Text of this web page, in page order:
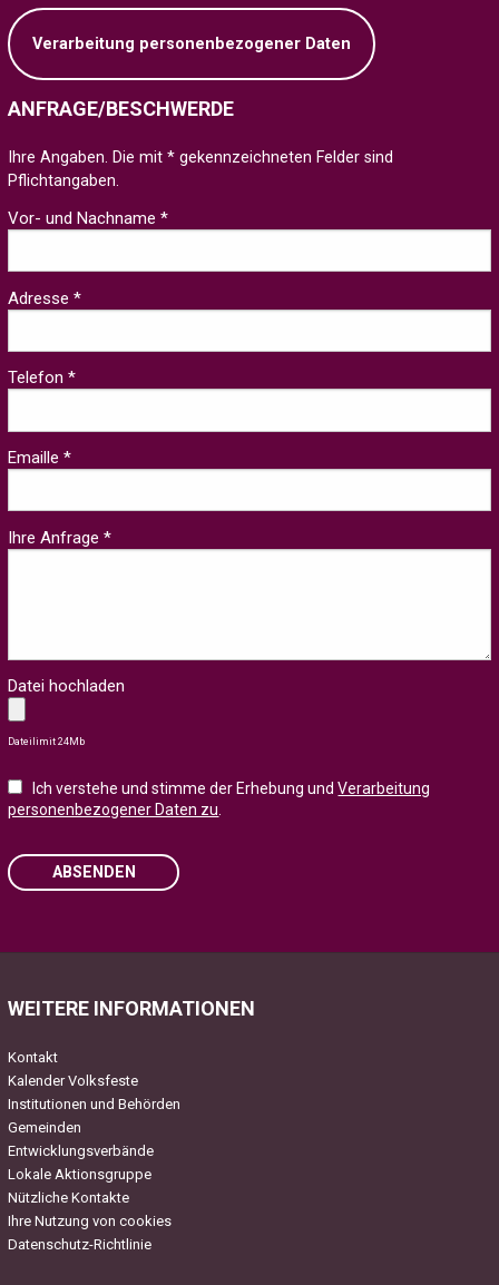
Verarbeitung personenbezogener Daten
ANFRAGE/BESCHWERDE
Ihre Angaben. Die mit * gekennzeichneten Felder sind
Pflichtangaben.
Vor- und Nachname *
Adresse *
Telefon *
Emaille *
Ihre Anfrage *
Datei hochladen
Dateilimit 24Mb
Ich verstehe und stimme der Erhebung undVerarbeitung
personenbezogener Daten zu.
ABSENDEN
WEITERE INFORMATIONEN
Kontakt
Kalender Volksfeste
Institutionen und Behörden
Gemeinden
Entwicklungsverbände
Lokale Aktionsgruppe
Nützliche Kontakte
Ihre Nutzung von cookies
Datenschutz-Richtlinie